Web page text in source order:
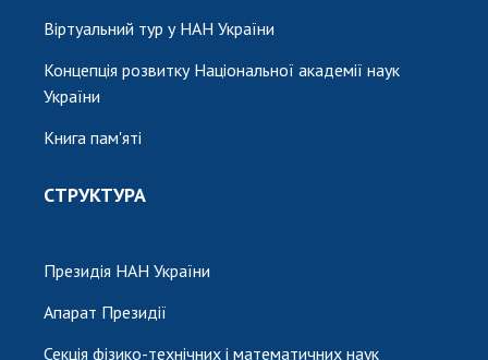
Віртуальний тур у НАН України
Концепція розвитку Національної академії наук
України
Книга пам'яті
СТРУКТУРА
Президія НАН України
Апарат Президії
Секція фізико-технічних і математичних наук